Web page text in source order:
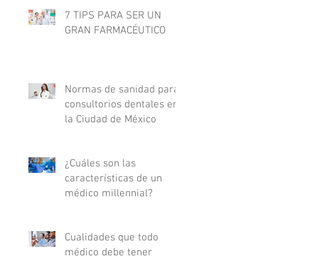
7 TIPS PARA SER UN
GRAN FARMACÉUTICO
Normas de sanidad para
consultorios dentales en
la Ciudad de México
¿Cuáles son las
características de un
médico millennial?
Cualidades que todo
médico debe tener